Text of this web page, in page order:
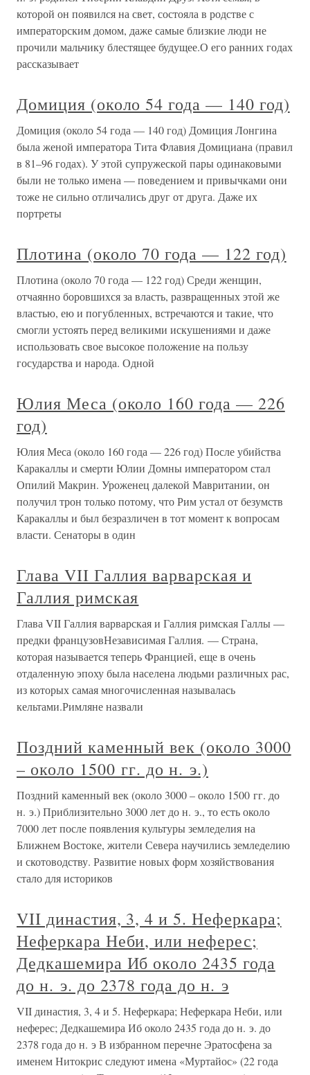
которой он появился на свет, состояла в родстве с
императорским домом, даже самые близкие люди не
прочили мальчику блестящее будущее.О его ранних годах
рассказывает
Домиция (около 54 года — 140 год)
Домиция (около 54 года — 140 год) Домиция Лонгина
была женой императора Тита Флавия Домициана (правил
в 81–96 годах). У этой супружеской пары одинаковыми
были не только имена — поведением и привычками они
тоже не сильно отличались друг от друга. Даже их
портреты
Плотина (около 70 года — 122 год)
Плотина (около 70 года — 122 год) Среди женщин,
отчаянно боровшихся за власть, развращенных этой же
властью, ею и погубленных, встречаются и такие, что
смогли устоять перед великими искушениями и даже
использовать свое высокое положение на пользу
государства и народа. Одной
Юлия Меса (около 160 года — 226
год)
Юлия Меса (около 160 года — 226 год) После убийства
Каракаллы и смерти Юлии Домны императором стал
Опилий Макрин. Уроженец далекой Мавритании, он
получил трон только потому, что Рим устал от безумств
Каракаллы и был безразличен в тот момент к вопросам
власти. Сенаторы в один
Глава VII Галлия варварская и
Галлия римская
Глава VII Галлия варварская и Галлия римская Галлы —
предки французовНезависимая Галлия. — Страна,
которая называется теперь Францией, еще в очень
отдаленную эпоху была населена людьми различных рас,
из которых самая многочисленная называлась
кельтами.Римляне назвали
Поздний каменный век (около 3000
– около 1500 гг. до н. э.)
Поздний каменный век (около 3000 – около 1500 гг. до
н. э.) Приблизительно 3000 лет до н. э., то есть около
7000 лет после появления культуры земледелия на
Ближнем Востоке, жители Севера научились земледелию
и скотоводству. Развитие новых форм хозяйствования
стало для историков
VII династия, 3, 4 и 5. Неферкара;
Неферкара Неби, или неферес;
Дедкашемира Иб около 2435 года
до н. э. до 2378 года до н. э
VII династия, 3, 4 и 5. Неферкара; Неферкара Неби, или
неферес; Дедкашемира Иб около 2435 года до н. э. до
2378 года до н. э В избранном перечне Эратосфена за
именем Нитокрис следуют имена «Муртайос» (22 года